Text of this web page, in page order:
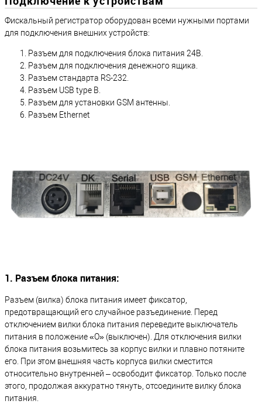
Фискальный регистратор оборудован всеми нужными портами
для подключения внешних устройств:
Разъем для подключения блока питания 24В.
Разъем для подключения денежного ящика.
Разъем стандарта RS-232.
Разъем USB type B.
Разъем для установки GSM антенны.
Разъем Ethernet
1. Разъем блока питания:
Разъем (вилка) блока питания имеет фиксатор,
предотвращающий его случайное разъединение. Перед
отключением вилки блока питания переведите выключатель
питания в положение «О» (выключен). Для отключения вилки
блока питания возьмитесь за корпус вилки и плавно потяните
его. При этом внешняя часть корпуса вилки сместится
относительно внутренней – освободит фиксатор. Только после
этого, продолжая аккуратно тянуть, отсоедините вилку блока
питания.